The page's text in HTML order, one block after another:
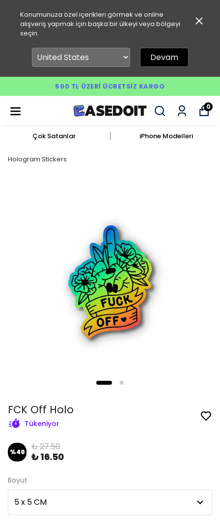
Konumunuza özel içerikleri görmek ve online
alışveriş yapmak için başka bir ülkeyi veya bölgeyi
seçin.
Devam
500 TL ÜZERI ÜCRETSIZ KARGO
0
Çok Satanlar iPhone Modelleri
Hologram Stickers
FCK Off Holo
Tükeniyor
%40 ₺ 27.50
₺ 16.50
Boyut